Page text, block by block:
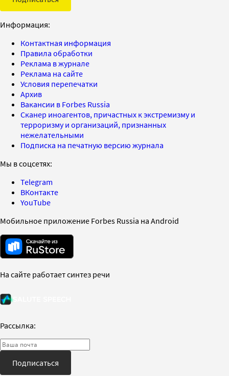
Информация:
Контактная информация
Правила обработки
Реклама в журнале
Реклама на сайте
Условия перепечатки
Архив
Вакансии в Forbes Russia
Сканер иноагентов, причастных к экстремизму и
терроризму и организаций, признанных
нежелательными
Подписка на печатную версию журнала
Мы в соцсетях:
Telegram
ВКонтакте
YouTube
Мобильное приложение Forbes Russia на Android
На сайте работает синтез речи
Рассылка:
Подписаться